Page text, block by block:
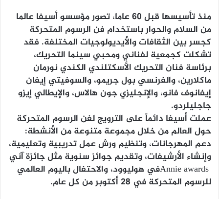
منذ تأسيسها قبل 60 عاما، تصور مؤسسو أسيفا عالما
من السلام والحوار باستخدام فن الرسوم المتحركة
كجسر بين الثقافات والأيديولوجيات المختلفة. فقد
تشكلت كجمعية لفناني ومحبي سينما التحريك،
برئاسة فنان التحريك الأسكتلندي الكندي نورمان
ماكلارين، والفرنسي بول جريمو، والسوفيتي إيفان
إيفانوف فانو، والإنجليزي جون هالاس، والإيطالي إيزو
جاجليلردو.
عملت أسيفا دائماً على الترويج لفن الرسوم المتحركة
حول العالم من خلال مجموعة متنوعة من الأنشطة:
دعم المهرجانات، وتنظيم ورش عمل تدريبية وتعليمية،
وإنشاء الأرشيفات، وتقديم جوائز سنوية مثل جائزة آني
Annie awardsفي هوليوود، والاحتفال باليوم العالمي
للرسوم المتحركة في 28 أكتوبر من كل عام.